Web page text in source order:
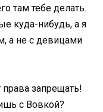
там тебе делать.
куда-нибудь, а я
а не с девицами
запрещать!
с Вовкой?